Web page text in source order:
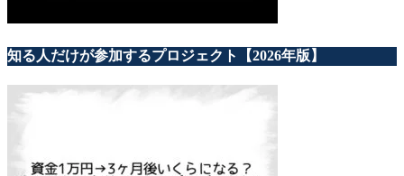
知る人だけが参加するプロジェクト【2026年版】